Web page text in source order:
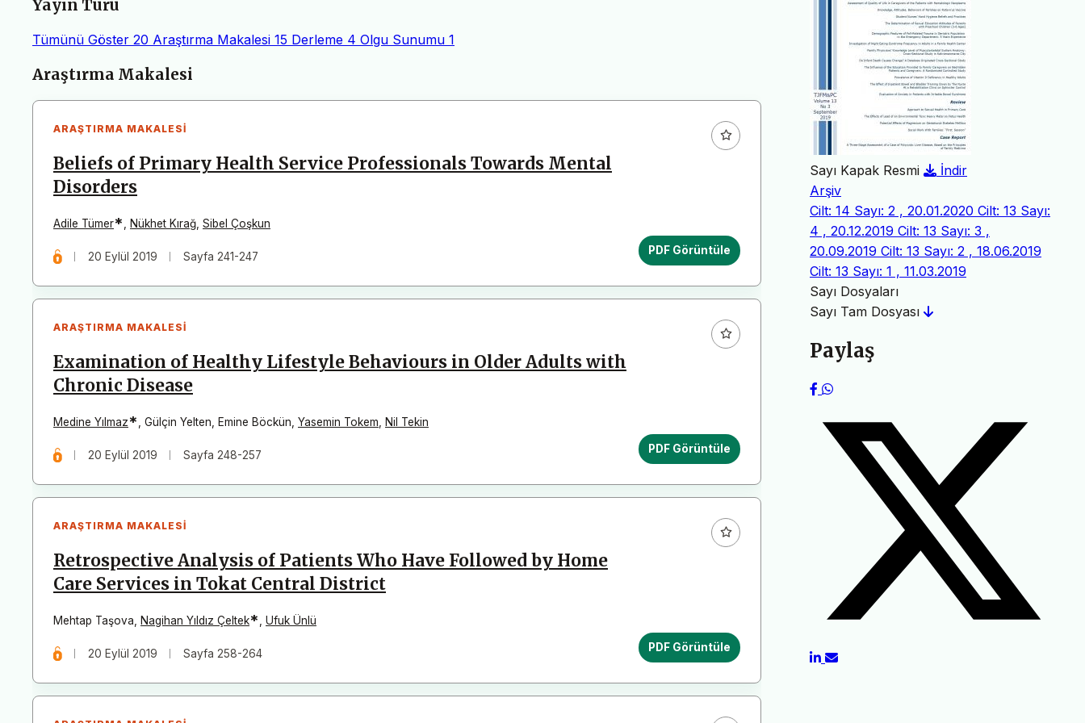
Yayın Türü
Tümünü Göster 20 Araştırma Makalesi 15 Derleme 4 Olgu Sunumu 1
Makaleler
Araştırma Makalesi
ARAŞTIRMA MAKALESI
Beliefs of Primary Health Service Professionals Towards Mental
Disorders
Adile Tümer* Nükhet Kırağ Sibel Çoşkun
20 Eylül 2019 Sayfa 241-247 PDF Görüntüle
ARAŞTIRMA MAKALESI
Examination of Healthy Lifestyle Behaviours in Older Adults with
Chronic Disease
Medine Yılmaz* Gülçin Yelten Emine Böckün Yasemin Tokem Nil Tekin
20 Eylül 2019 Sayfa 248-257 PDF Görüntüle
ARAŞTIRMA MAKALESI
Retrospective Analysis of Patients Who Have Followed by Home
Care Services in Tokat Central District
Mehtap Taşova Nagihan Yıldız Çeltek* Ufuk Ünlü
20 Eylül 2019 Sayfa 258-264 PDF Görüntüle
Sayı Kapak Resmi
İndir
Arşiv
Cilt: 14 Sayı: 2 , 20.01.2020 Cilt: 13 Sayı:
4 , 20.12.2019 Cilt: 13 Sayı: 3 ,
20.09.2019 Cilt: 13 Sayı: 2 , 18.06.2019
Cilt: 13 Sayı: 1 , 11.03.2019
Sayı Dosyaları
Sayı Tam Dosyası
Paylaş